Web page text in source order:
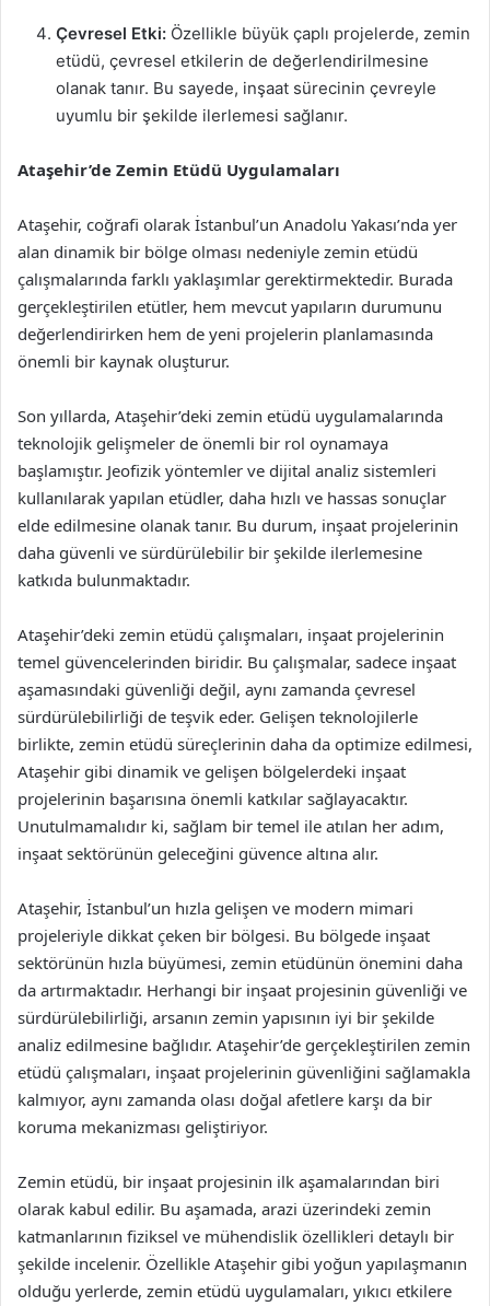
Çevresel Etki: Özellikle büyük çaplı projelerde, zemin
etüdü, çevresel etkilerin de değerlendirilmesine
olanak tanır. Bu sayede, inşaat sürecinin çevreyle
uyumlu bir şekilde ilerlemesi sağlanır.
Ataşehir’de Zemin Etüdü Uygulamaları
Ataşehir, coğrafi olarak İstanbul’un Anadolu Yakası’nda yer
alan dinamik bir bölge olması nedeniyle zemin etüdü
çalışmalarında farklı yaklaşımlar gerektirmektedir. Burada
gerçekleştirilen etütler, hem mevcut yapıların durumunu
değerlendirirken hem de yeni projelerin planlamasında
önemli bir kaynak oluşturur.
Son yıllarda, Ataşehir’deki zemin etüdü uygulamalarında
teknolojik gelişmeler de önemli bir rol oynamaya
başlamıştır. Jeofizik yöntemler ve dijital analiz sistemleri
kullanılarak yapılan etüdler, daha hızlı ve hassas sonuçlar
elde edilmesine olanak tanır. Bu durum, inşaat projelerinin
daha güvenli ve sürdürülebilir bir şekilde ilerlemesine
katkıda bulunmaktadır.
Ataşehir’deki zemin etüdü çalışmaları, inşaat projelerinin
temel güvencelerinden biridir. Bu çalışmalar, sadece inşaat
aşamasındaki güvenliği değil, aynı zamanda çevresel
sürdürülebilirliği de teşvik eder. Gelişen teknolojilerle
birlikte, zemin etüdü süreçlerinin daha da optimize edilmesi,
Ataşehir gibi dinamik ve gelişen bölgelerdeki inşaat
projelerinin başarısına önemli katkılar sağlayacaktır.
Unutulmamalıdır ki, sağlam bir temel ile atılan her adım,
inşaat sektörünün geleceğini güvence altına alır.
Ataşehir, İstanbul’un hızla gelişen ve modern mimari
projeleriyle dikkat çeken bir bölgesi. Bu bölgede inşaat
sektörünün hızla büyümesi, zemin etüdünün önemini daha
da artırmaktadır. Herhangi bir inşaat projesinin güvenliği ve
sürdürülebilirliği, arsanın zemin yapısının iyi bir şekilde
analiz edilmesine bağlıdır. Ataşehir’de gerçekleştirilen zemin
etüdü çalışmaları, inşaat projelerinin güvenliğini sağlamakla
kalmıyor, aynı zamanda olası doğal afetlere karşı da bir
koruma mekanizması geliştiriyor.
Zemin etüdü, bir inşaat projesinin ilk aşamalarından biri
olarak kabul edilir. Bu aşamada, arazi üzerindeki zemin
katmanlarının fiziksel ve mühendislik özellikleri detaylı bir
şekilde incelenir. Özellikle Ataşehir gibi yoğun yapılaşmanın
olduğu yerlerde, zemin etüdü uygulamaları, yıkıcı etkilere